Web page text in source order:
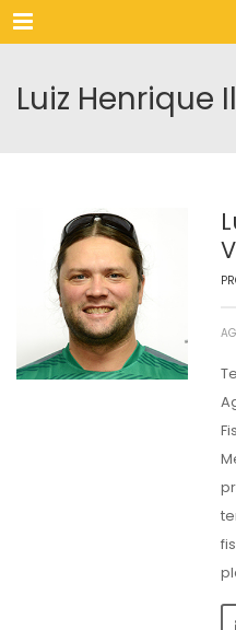
Menu
Luiz Henrique